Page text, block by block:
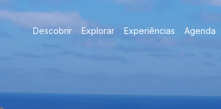
Descobrir Explorar Experiências Agenda